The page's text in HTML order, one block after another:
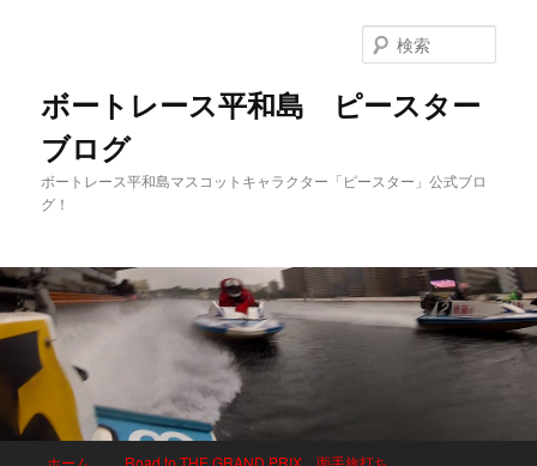
ボートレース平和島 ピースター
ブログ
ボートレース平和島マスコットキャラクター「ピースター」公式ブロ
グ！
索
ホーム Road to THE GRAND PRIX 面手旅打ち